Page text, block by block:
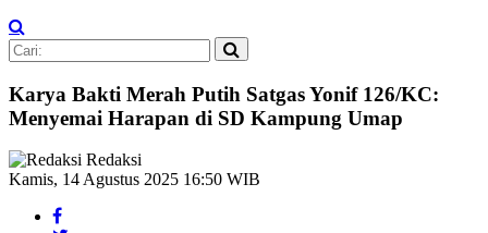
Karya Bakti Merah Putih Satgas Yonif 126/KC:
Menyemai Harapan di SD Kampung Umap
Redaksi
Kamis, 14 Agustus 2025 16:50 WIB